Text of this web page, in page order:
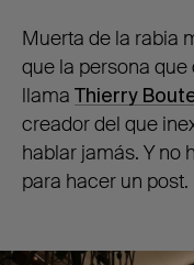
Muerta de la rabia
que la persona
llama Thierry
creador del que
hablar jamás. Y no
para hacer un post.